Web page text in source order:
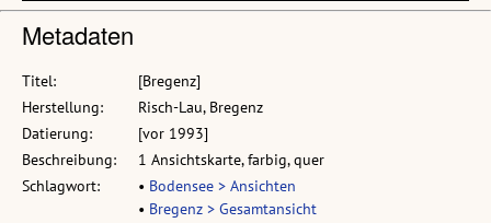
Metadaten
Titel:
[Bregenz]
Herstellung:
Risch-Lau, Bregenz
Datierung:
[vor 1993]
Beschreibung:
1 Ansichtskarte, farbig, quer
Schlagwort:
• Bodensee > Ansichten
• Bregenz > Gesamtansicht